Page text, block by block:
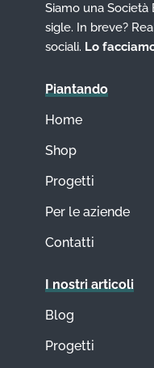
Siamo una
sigle. In breve?
sociali. Lo
Piantando
Home
Shop
Progetti
Per le aziende
Contatti
I nostri articoli
Blog
Progetti